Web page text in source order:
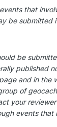
that
be submitted
be
published
and in the
of
your
events